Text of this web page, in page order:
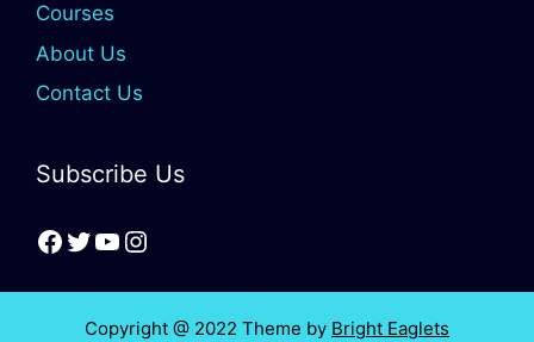
Courses
About Us
Contact Us
Subscribe Us
Copyright @ 2022 Theme by Bright Eaglets